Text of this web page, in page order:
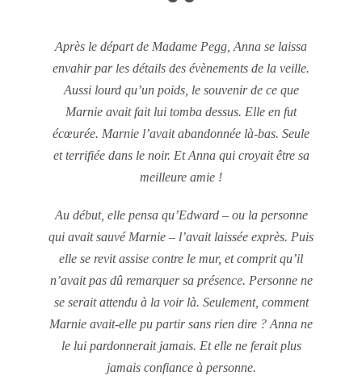
Après le départ de Madame Pegg, Anna se laissa
envahir par les détails des évènements de la veille.
Aussi lourd qu’un poids, le souvenir de ce que
Marnie avait fait lui tomba dessus. Elle en fut
écœurée. Marnie l’avait abandonnée là-bas. Seule
et terrifiée dans le noir. Et Anna qui croyait être sa
meilleure amie !
Au début, elle pensa qu’Edward – ou la personne
qui avait sauvé Marnie – l’avait laissée exprès. Puis
elle se revit assise contre le mur, et comprit qu’il
n’avait pas dû remarquer sa présence. Personne ne
se serait attendu à la voir là. Seulement, comment
Marnie avait-elle pu partir sans rien dire ? Anna ne
le lui pardonnerait jamais. Et elle ne ferait plus
jamais confiance à personne.